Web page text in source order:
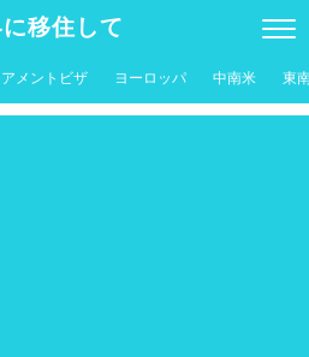
移住して
メントビザ ヨーロッパ 中南米 東